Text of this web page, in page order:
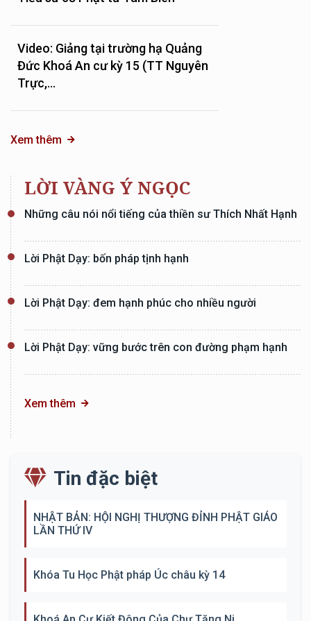
Video: Giảng tại trường hạ Quảng
Đức Khoá An cư kỳ 15 (TT Nguyên
Trực,...
Xem thêm
LỜI VÀNG Ý NGỌC
Những câu nói nổi tiếng của thiền sư Thích Nhất Hạnh
Lời Phật Dạy: bốn pháp tịnh hạnh
Lời Phật Dạy: đem hạnh phúc cho nhiều người
Lời Phật Dạy: vững bước trên con đường phạm hạnh
Xem thêm
Tin đặc biệt
NHẬT BẢN: HỘI NGHỊ THƯỢNG ĐỈNH PHẬT GIÁO
LẦN THỨ IV
Khóa Tu Học Phật pháp Úc châu kỳ 14